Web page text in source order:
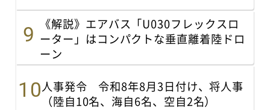
《解説》エアバス「U030フレックスロ
ーター」はコンパクトな垂直離着陸ドロ
ーン
人事発令 令和8年8月3日付け、将人事
（陸自10名、海自6名、空自2名）